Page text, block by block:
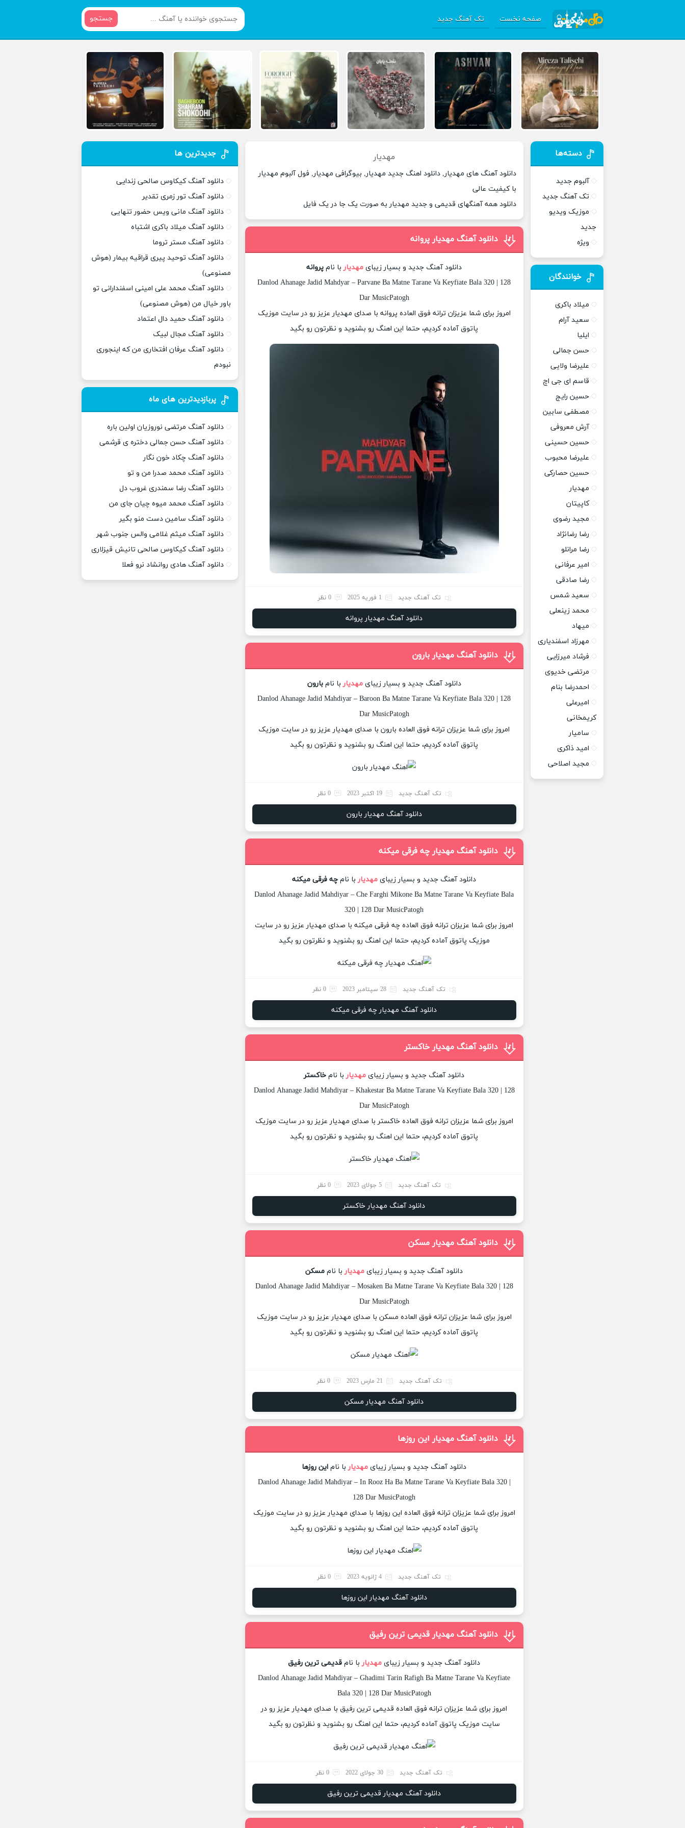
صفحه نخست تک آهنگ جدید جستجو
مهدیار
دانلود آهنگ های مهدیار, دانلود اهنگ جدید مهدیار, بیوگرافی مهدیار, فول آلبوم مهدیار
با کیفیت عالی
دانلود همه آهنگهای قدیمی و جدید مهدیار به صورت یک جا در یک فایل
دانلود آهنگ مهدیار پروانه
دانلود آهنگ جدید و بسیار زیبای مهدیار با نام پروانه
Danlod Ahanage Jadid Mahdyar – Parvane Ba Matne Tarane Va Keyfiate Bala 320 | 128
Dar MusicPatogh
امروز برای شما عزیزان ترانه فوق العاده پروانه با صدای مهدیار عزیز رو در سایت موزیک
پاتوق آماده کردیم، حتما این اهنگ رو بشنوید و نظرتون رو بگید
تک آهنگ جدید 1 فوریه 2025 0 نظر
دانلود آهنگ مهدیار پروانه
دانلود آهنگ مهدیار بارون
دانلود آهنگ جدید و بسیار زیبایمهدیار با نامبارون
Danlod Ahanage Jadid Mahdiyar – Baroon Ba Matne Tarane Va Keyfiate Bala 320 | 128
Dar MusicPatogh
امروز برای شما عزیزان ترانه فوق العاده بارون با صدای مهدیار عزیز رو در سایت موزیک
پاتوق آماده کردیم، حتما این اهنگ رو بشنوید و نظرتون رو بگید
تک آهنگ جدید 19 اکتبر 2023 0 نظر
دانلود آهنگ مهدیار بارون
دانلود آهنگ مهدیار چه فرقی میکنه
دانلود آهنگ جدید و بسیار زیبای مهدیار با نام چه فرقی میکنه
Danlod Ahanage Jadid Mahdiyar – Che Farghi Mikone Ba Matne Tarane Va Keyfiate Bala
320 | 128 Dar MusicPatogh
امروز برای شما عزیزان ترانه فوق العاده چه فرقی میکنه با صدای مهدیار عزیز رو در سایت
موزیک پاتوق آماده کردیم، حتما این اهنگ رو بشنوید و نظرتون رو بگید
تک آهنگ جدید 28 سپتامبر 2023 0 نظر
دانلود آهنگ مهدیار چه فرقی میکنه
دانلود آهنگ مهدیار خاکستر
دانلود آهنگ جدید و بسیار زیبای مهدیار با نام خاکستر
Danlod Ahanage Jadid Mahdiyar – Khakestar Ba Matne Tarane Va Keyfiate Bala 320 | 128
Dar MusicPatogh
امروز برای شما عزیزان ترانه فوق العاده خاکستر با صدای مهدیار عزیز رو در سایت موزیک
پاتوق آماده کردیم، حتما این اهنگ رو بشنوید و نظرتون رو بگید
تک آهنگ جدید 5 جولای 2023 0 نظر
دانلود آهنگ مهدیار خاکستر
دانلود آهنگ مهدیار مسکن
دانلود آهنگ جدید و بسیار زیبای مهدیار با نام مسکن
Danlod Ahanage Jadid Mahdiyar – Mosaken Ba Matne Tarane Va Keyfiate Bala 320 | 128
Dar MusicPatogh
امروز برای شما عزیزان ترانه فوق العاده مسکن با صدای مهدیار عزیز رو در سایت موزیک
پاتوق آماده کردیم، حتما این اهنگ رو بشنوید و نظرتون رو بگید
تک آهنگ جدید 21 مارس 2023 0 نظر
دانلود آهنگ مهدیار مسکن
دانلود آهنگ مهدیار این روزها
دانلود آهنگ جدید و بسیار زیبای مهدیار با نام این روزها
Danlod Ahanage Jadid Mahdiyar – In Rooz Ha Ba Matne Tarane Va Keyfiate Bala 320 |
128 Dar MusicPatogh
امروز برای شما عزیزان ترانه فوق العاده این روزها با صدای مهدیار عزیز رو در سایت موزیک
پاتوق آماده کردیم، حتما این اهنگ رو بشنوید و نظرتون رو بگید
تک آهنگ جدید 4 ژانویه 2023 0 نظر
دانلود آهنگ مهدیار این روزها
دانلود آهنگ مهدیار قدیمی ترین رفیق
دانلود آهنگ جدید و بسیار زیبای مهدیار با نام قدیمی ترین رفیق
Danlod Ahanage Jadid Mahdiyar – Ghadimi Tarin Rafigh Ba Matne Tarane Va Keyfiate
Bala 320 | 128 Dar MusicPatogh
امروز برای شما عزیزان ترانه فوق العاده قدیمی ترین رفیق با صدای مهدیار عزیز رو در
سایت موزیک پاتوق آماده کردیم، حتما این اهنگ رو بشنوید و نظرتون رو بگید
تک آهنگ جدید 30 جولای 2022 0 نظر
دانلود آهنگ مهدیار قدیمی ترین رفیق
دسته‌ها
آلبوم جدید
تک آهنگ جدید
موزیک ویدیو
جدید
ویژه
خوانندگان
میلاد باکری
سعید آرام
ایلیا
حسن جمالی
علیرضا ولایی
قاسم ای جی اچ
حسین رایج
مصطفی سابین
آرش معروفی
حسین حسینی
علیرضا محبوب
حسین حصارکی
مهدیار
کاپیتان
مجید رضوی
رضا رضانژاد
رضا مرانلو
امیر عرفانی
رضا صادقی
سعید شمس
محمد زینعلی
میهاد
مهرزاد اسفندیاری
فرشاد میرزایی
مرتضی خدیوی
احمدرضا بنام
امیرعلی
کریمخانی
سامیار
امید ذاکری
مجید اصلاحی
جدیدترین ها
دانلود آهنگ کیکاوس صالحی زندایی
دانلود آهنگ تور زمری تقدیر
دانلود آهنگ مانی ویس حضور تنهایی
دانلود آهنگ میلاد باکری اشتباه
دانلود آهنگ مستر تروما
دانلود آهنگ توحید پیری قراقیه بیمار (هوش
مصنوعی)
دانلود آهنگ محمد علی امینی اسفندارانی تو
باور خیال من (هوش مصنوعی)
دانلود آهنگ حمید دال اعتماد
دانلود آهنگ مجال لبیک
دانلود آهنگ عرفان افتخاری من که اینجوری
نبودم
پربازدیدترین های ماه
دانلود آهنگ مرتضی نوروزیان اولین باره
دانلود آهنگ حسن جمالی دختره ی قرشمی
دانلود آهنگ چکاد خون نگار
دانلود آهنگ محمد صدرا من و تو
دانلود آهنگ رضا سمندری غروب دل
دانلود آهنگ محمد میوه چیان جای من
دانلود آهنگ سامین دست منو بگیر
دانلود آهنگ میثم غلامی والس جنوب شهر
دانلود آهنگ کیکاوس صالحی تانیش قیزلاری
دانلود آهنگ هادی روانشاد نرو فعلا